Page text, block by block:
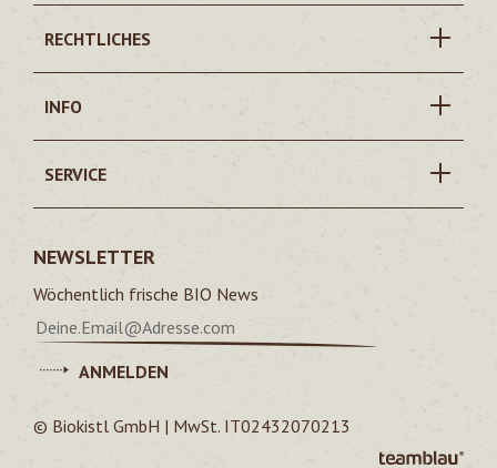
RECHTLICHES
INFO
SERVICE
NEWSLETTER
Wöchentlich frische BIO News
ANMELDEN
© Biokistl GmbH | MwSt. IT02432070213